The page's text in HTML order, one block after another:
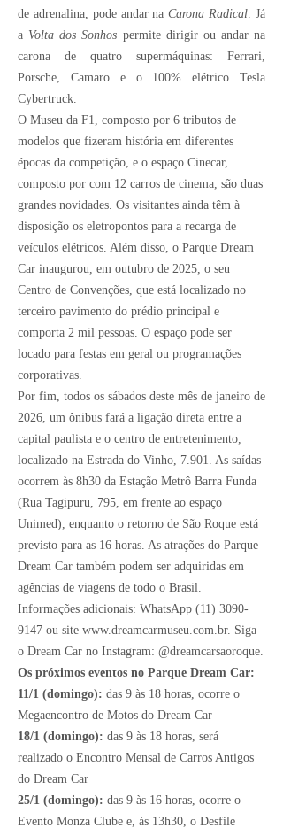
de adrenalina, pode andar naCarona Radical . Já
a Volta dos Sonhos permite dirigir ou andar na
carona de quatro supermáquinas: Ferrari,
Porsche, Camaro e o 100% elétrico Tesla
Cybertruck.
O Museu da F1, composto por 6 tributos de
modelos que fizeram história em diferentes
épocas da competição, e o espaço Cinecar,
composto por com 12 carros de cinema, são duas
grandes novidades. Os visitantes ainda têm à
disposição os eletropontos para a recarga de
veículos elétricos. Além disso, o Parque Dream
Car inaugurou, em outubro de 2025, o seu
Centro de Convenções, que está localizado no
terceiro pavimento do prédio principal e
comporta 2 mil pessoas. O espaço pode ser
locado para festas em geral ou programações
corporativas.
Por fim, todos os sábados deste mês de janeiro de
2026, um ônibus fará a ligação direta entre a
capital paulista e o centro de entretenimento,
localizado na Estrada do Vinho, 7.901. As saídas
ocorrem às 8h30 da Estação Metrô Barra Funda
(Rua Tagipuru, 795, em frente ao espaço
Unimed), enquanto o retorno de São Roque está
previsto para as 16 horas. As atrações do Parque
Dream Car também podem ser adquiridas em
agências de viagens de todo o Brasil.
Informações adicionais: WhatsApp (11) 3090-
9147 ou site www.dreamcarmuseu.com.br. Siga
o Dream Car no Instagram: @dreamcarsaoroque.
Os próximos eventos no Parque Dream Car:
11/1 (domingo): das 9 às 18 horas, ocorre o
Megaencontro de Motos do Dream Car
18/1 (domingo): das 9 às 18 horas, será
realizado o Encontro Mensal de Carros Antigos
do Dream Car
25/1 (domingo): das 9 às 16 horas, ocorre o
Evento Monza Clube e, às 13h30, o Desfile